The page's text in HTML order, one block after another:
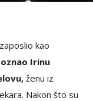
kao
Irinu
ženu iz
Nakon što su